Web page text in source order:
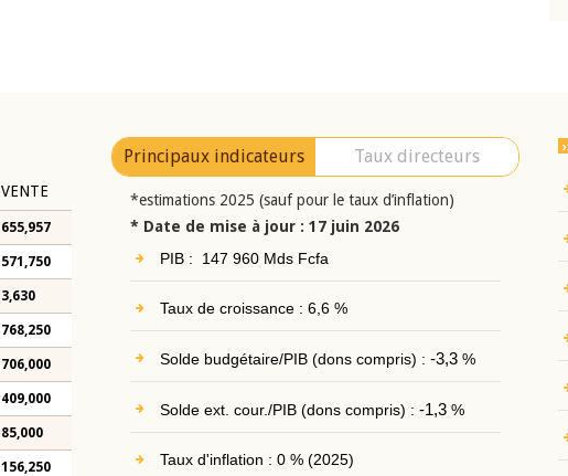
VENTE
655,957
571,750
3,630
768,250
706,000
409,000
85,000
156,250
Principaux indicateurs Taux directeurs
*estimations 2025 (sauf pour le taux d’inflation)
* Date de mise à jour : 17 juin 2026
PIB : 147 960 Mds Fcfa
Taux de croissance : 6,6 %
Solde budgétaire/PIB (dons compris) : -3,3%
Solde ext. cour./PIB (dons compris) : -1,3%
Taux d'inflation : 0 % (2025)